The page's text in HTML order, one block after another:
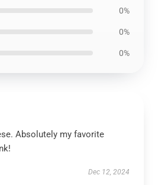
0%
0%
0%
Absolutely my favorite
Dec 12, 2024